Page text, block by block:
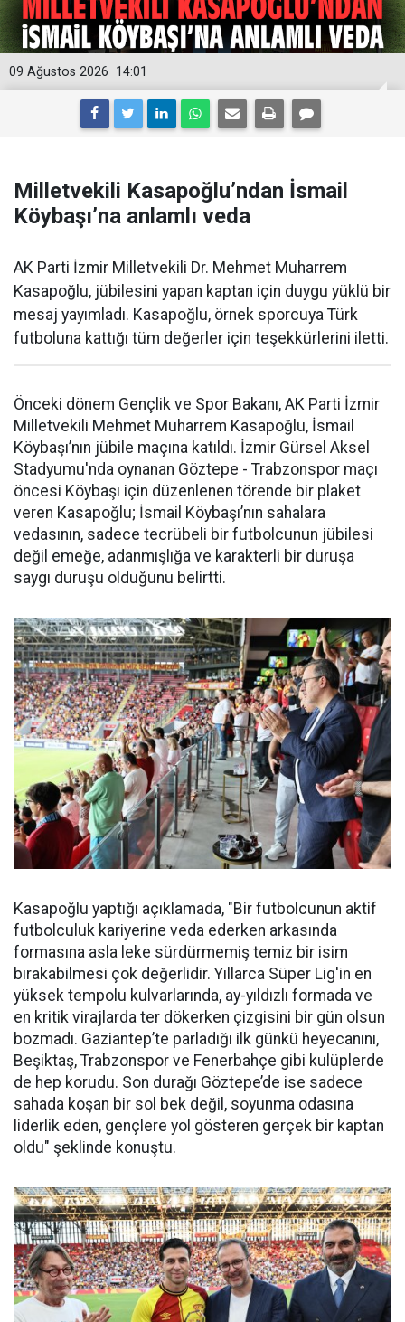
14:01
09 Ağustos 2026
Milletvekili Kasapoğlu’ndan İsmail
Köybaşı’na anlamlı veda
AK Parti İzmir Milletvekili Dr. Mehmet Muharrem
Kasapoğlu, jübilesini yapan kaptan için duygu yüklü bir
mesaj yayımladı. Kasapoğlu, örnek sporcuya Türk
futboluna kattığı tüm değerler için teşekkürlerini iletti.
Önceki dönem Gençlik ve Spor Bakanı, AK Parti İzmir
Milletvekili Mehmet Muharrem Kasapoğlu, İsmail
Köybaşı’nın jübile maçına katıldı. İzmir Gürsel Aksel
Stadyumu'nda oynanan Göztepe - Trabzonspor maçı
öncesi Köybaşı için düzenlenen törende bir plaket
veren Kasapoğlu; İsmail Köybaşı’nın sahalara
vedasının, sadece tecrübeli bir futbolcunun jübilesi
değil emeğe, adanmışlığa ve karakterli bir duruşa
saygı duruşu olduğunu belirtti.
Kasapoğlu yaptığı açıklamada, "Bir futbolcunun aktif
futbolculuk kariyerine veda ederken arkasında
formasına asla leke sürdürmemiş temiz bir isim
bırakabilmesi çok değerlidir. Yıllarca Süper Lig'in en
yüksek tempolu kulvarlarında, ay-yıldızlı formada ve
en kritik virajlarda ter dökerken çizgisini bir gün olsun
bozmadı. Gaziantep’te parladığı ilk günkü heyecanını,
Beşiktaş, Trabzonspor ve Fenerbahçe gibi kulüplerde
de hep korudu. Son durağı Göztepe’de ise sadece
sahada koşan bir sol bek değil, soyunma odasına
liderlik eden, gençlere yol gösteren gerçek bir kaptan
oldu" şeklinde konuştu.